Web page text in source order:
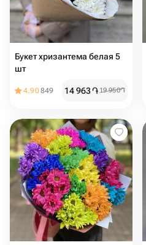
Букет хризантема белая 5
шт
4.90849 14 963֏19 950֏